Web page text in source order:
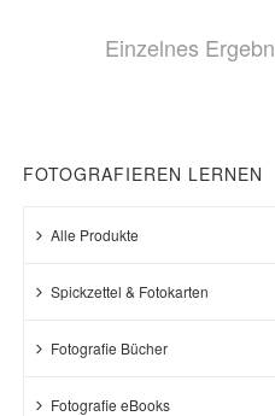
Einzelnes
FOTOGRAFIEREN LERNEN
Alle Produkte
Spickzettel & Fotokarten
Fotografie Bücher
Fotografie eBooks